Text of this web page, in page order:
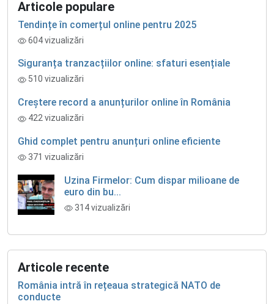
Articole populare
Tendințe în comerțul online pentru 2025
604 vizualizări
Siguranța tranzacțiilor online: sfaturi esențiale
510 vizualizări
Creștere record a anunțurilor online în România
422 vizualizări
Ghid complet pentru anunțuri online eficiente
371 vizualizări
Uzina Firmelor: Cum dispar milioane de
euro din bu...
314 vizualizări
Articole recente
România intră în rețeaua strategică NATO de
conducte